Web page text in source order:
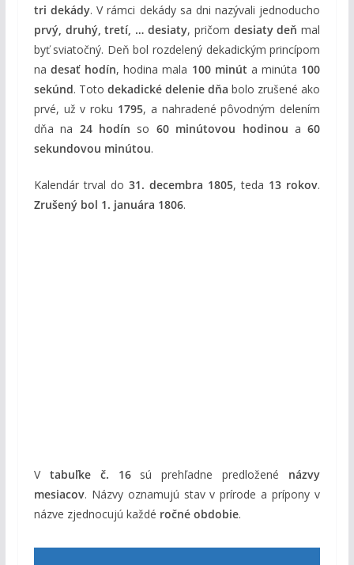
tri dekády. V rámci dekády sa dni nazývali jednoducho
prvý, druhý, tretí, … desiaty, pričom desiaty deň mal
byť sviatočný. Deň bol rozdelený dekadickým princípom
na desať hodín, hodina mala 100 minút a minúta 100
sekúnd. Toto dekadické delenie dňa bolo zrušené ako
prvé, už v roku 1795, a nahradené pôvodným delením
dňa na 24 hodín so 60 minútovou hodinou a60
sekundovou minútou.
Kalendár trval do 31. decembra 1805, teda 13 rokov.
Zrušený bol 1. januára 1806.
V tabuľke č. 16sú prehľadne predložené názvy
mesiacov. Názvy oznamujú stav v prírode a prípony v
názve zjednocujú každé ročné obdobie.